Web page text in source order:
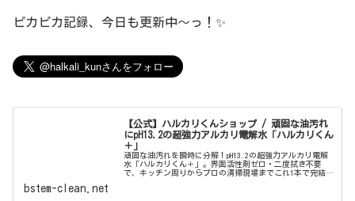
ピカピカ記録、今日も更新中〜っ！✨
【公式】ハルカリくんショップ / 頑固な油汚れ
にpH13.2の超強力アルカリ電解水「ハルカリくん
＋」
頑固な油汚れを瞬時に分解！pH13.2の超強力アルカリ電解
水「ハルカリくん＋」。界面活性剤ゼロ・二度拭き不要
で、キッチン周りからプロの清掃現場までこれ1本で完結。
bstem-clean.net